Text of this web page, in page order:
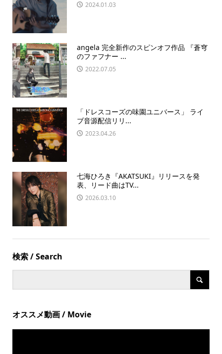
2024.01.03
angela 完全新作のスピンオフ作品 『蒼穹
のファフナー ...
2022.07.05
「ドレスコーズの味園ユニバース」 ライ
ブ音源配信リリ...
2023.04.26
七海ひろき『AKATSUKI』リリースを発
表、リード曲はTV...
2026.03.10
検索 / Search
オススメ動画 / Movie